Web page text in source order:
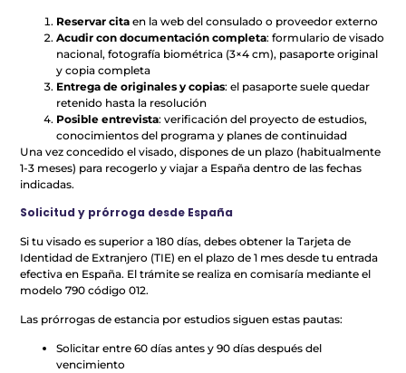
Reservar cita en la web del consulado o proveedor externo
Acudir con documentación completa: formulario de visado
nacional, fotografía biométrica (3×4 cm), pasaporte original
y copia completa
Entrega de originales y copias: el pasaporte suele quedar
retenido hasta la resolución
Posible entrevista: verificación del proyecto de estudios,
conocimientos del programa y planes de continuidad
Una vez concedido el visado, dispones de un plazo (habitualmente
1-3 meses) para recogerlo y viajar a España dentro de las fechas
indicadas.
Solicitud y prórroga desde España
Si tu visado es superior a 180 días, debes obtener la Tarjeta de
Identidad de Extranjero (TIE) en el plazo de 1 mes desde tu entrada
efectiva en España. El trámite se realiza en comisaría mediante el
modelo 790 código 012.
Las prórrogas de estancia por estudios siguen estas pautas:
Solicitar entre 60 días antes y 90 días después del
vencimiento